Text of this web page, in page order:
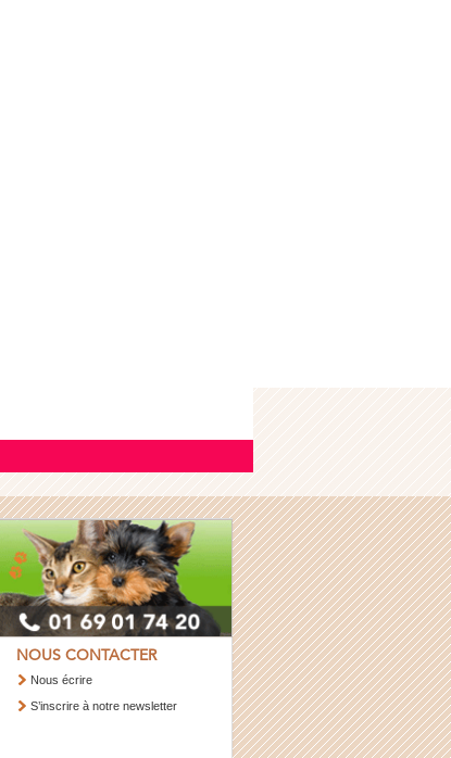
NOUS CONTACTER
Nous écrire
S’inscrire à notre newsletter